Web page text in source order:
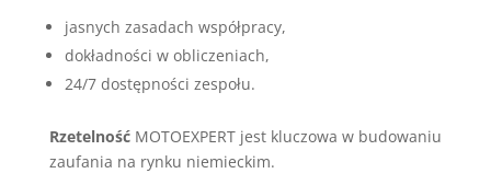
jasnych zasadach współpracy,
dokładności w obliczeniach,
24/7 dostępności zespołu.
RzetelnośćMOTOEXPERT jest kluczowa w budowaniu
zaufania na rynku niemieckim.